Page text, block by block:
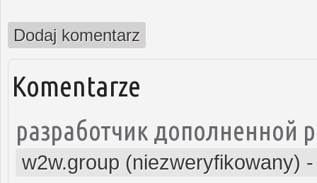
Dodaj komentarz
Komentarze
разработчик дополненной
w2w.group (niezweryfikowany)